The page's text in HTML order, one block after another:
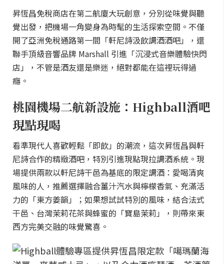
昇恆昌免稅商店在第二航廈大玩創意，分別從味覺與聽
覺出發，把機場一角變身為時髦的生活探索空間。不僅
開了亞洲免稅通路第一間「軒尼詩汲飲調酒酒吧」，還
聯手頂級音響品牌 Marshall 引進「沉浸式音樂體驗快閃
店」，不管是酒友還是樂迷，絕對都能在這裡玩得過
癮。
桃園機場二航新設施：Highball酒吧
現點現喝
看準現代人喜歡輕鬆「即飲」的潮流，這次昇恆昌與軒
尼詩合作的精緻酒吧，特別引進現點現拉調酒系統。現
場提供兩款以軒尼詩干邑為基底的限定調酒：愛喝清爽
風味的人，推薦選擇融合薑汁汽水與檸檬香氣、充滿活
力的「東方姜韻」；如果想試試特別的風味，結合法式
干邑、台灣茉莉花茶與蜂蜜的「寶島茉莉」，則帶來東
西方完美交融的味覺驚喜。